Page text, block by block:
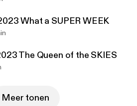
What a SUPER WEEK
The Queen of the SKIES
Meer tonen